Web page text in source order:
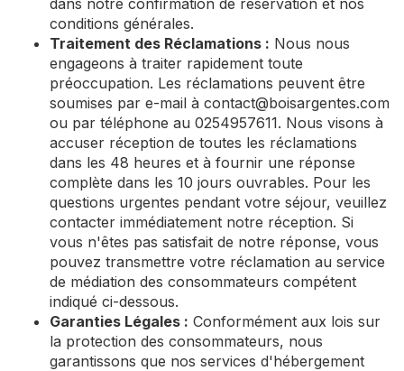
dans notre confirmation de réservation et nos
conditions générales.
Traitement des Réclamations : Nous nous
engageons à traiter rapidement toute
préoccupation. Les réclamations peuvent être
soumises par e-mail à contact@boisargentes.com
ou par téléphone au 0254957611. Nous visons à
accuser réception de toutes les réclamations
dans les 48 heures et à fournir une réponse
complète dans les 10 jours ouvrables. Pour les
questions urgentes pendant votre séjour, veuillez
contacter immédiatement notre réception. Si
vous n'êtes pas satisfait de notre réponse, vous
pouvez transmettre votre réclamation au service
de médiation des consommateurs compétent
indiqué ci-dessous.
Garanties Légales : Conformément aux lois sur
la protection des consommateurs, nous
garantissons que nos services d'hébergement